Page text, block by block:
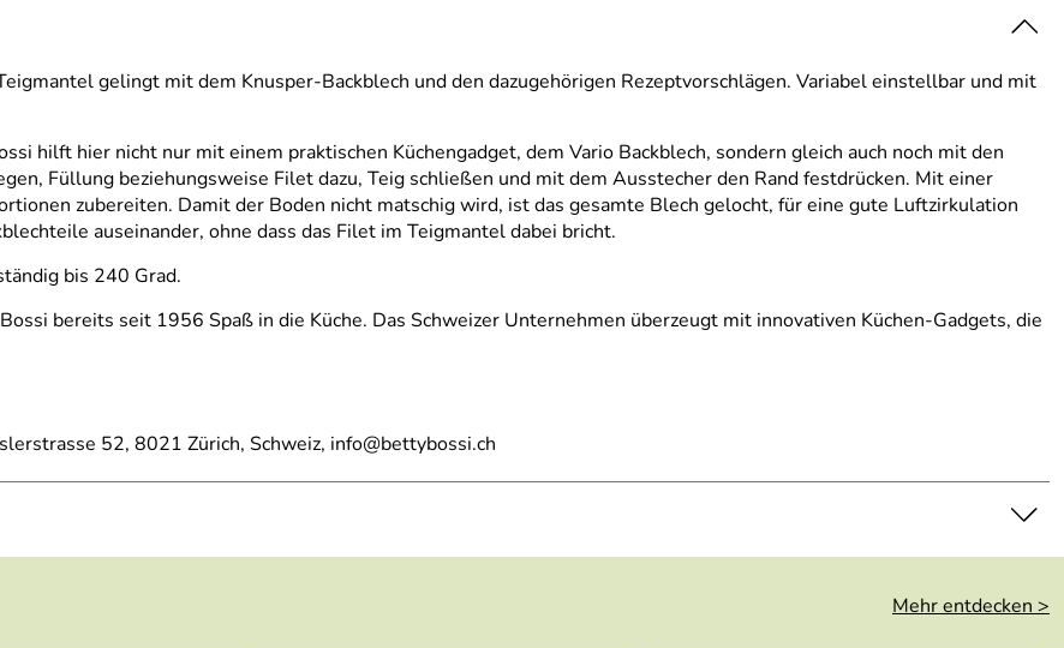
gelingt mit dem Knusper-Backblech und den dazugehörigen Rezeptvorschlägen. Variabel einstellbar und mit
hilft hier nicht nur mit einem praktischen Küchengadget, dem Vario Backblech, sondern gleich auch noch mit den
Füllung beziehungsweise Filet dazu, Teig schließen und mit dem Ausstecher den Rand festdrücken. Mit einer
zubereiten. Damit der Boden nicht matschig wird, ist das gesamte Blech gelocht, für eine gute Luftzirkulation
auseinander, ohne dass das Filet im Teigmantel dabei bricht.
bis 240 Grad.
bereits seit 1956 Spaß in die Küche. Das Schweizer Unternehmen überzeugt mit innovativen Küchen-Gadgets, die
52, 8021 Zürich, Schweiz, info@bettybossi.ch
Mehr entdecken >